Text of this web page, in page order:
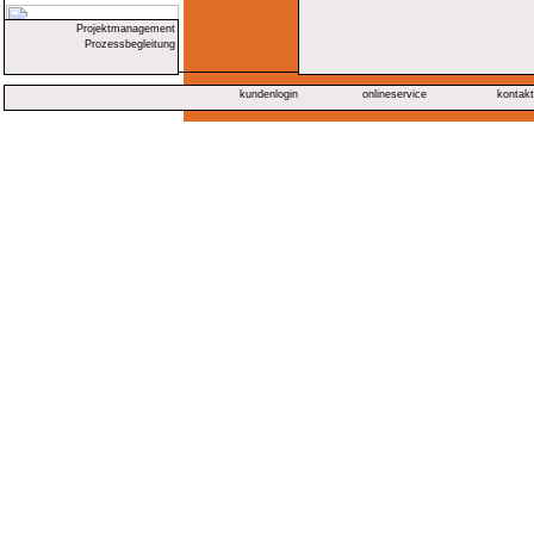
Projektmanagement
Prozessbegleitung
kundenlogin onlineservice kontakt